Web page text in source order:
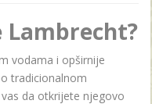
vodama i opširnije
tradicionalnom
da otkrijete njegovo